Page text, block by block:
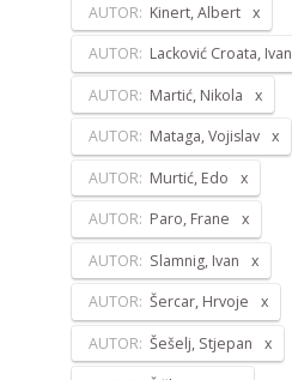
AUTOR: Kinert, Albert
AUTOR: Lacković Croata, Ivan
AUTOR: Martić, Nikola
AUTOR: Mataga, Vojislav
AUTOR: Murtić, Edo
AUTOR: Paro, Frane
AUTOR: Slamnig, Ivan
AUTOR: Šercar, Hrvoje
AUTOR: Šešelj, Stjepan